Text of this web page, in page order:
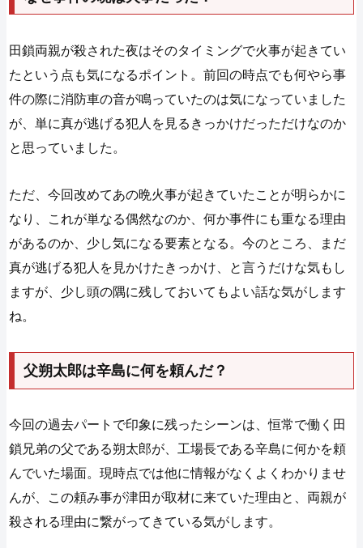
田鎖両親が殺された夜はそのタイミングで火事が起きてい
たという点も気になるポイント。前回の時点でも何やら事
件の際に消防車の音が鳴っていたのは気になっていました
が、単に真が逃げる犯人を見るきっかけだっただけなのか
と思っていました。
ただ、今回改めてあの晩火事が起きていたことが明らかに
なり、これが単なる偶然なのか、何か事件にも重なる理由
があるのか、少し気になる要素となる。今のところ、まだ
真が逃げる犯人を見かけたきっかけ、と言うだけな気もし
ますが、少し頭の隅に残しておいてもよい話な気がします
ね。
父朔太郎は辛島に何を頼んだ？
今回の過去パートで印象に残ったシーンは、恒常で働く田
鎖兄弟の父である朔太郎が、工場長である辛島に何かを頼
んでいた場面。現時点では他に情報がなくよくわかりませ
んが、この頼み事が津田が取材に来ていた理由と、両親が
殺される理由に繋がってきている気がします。